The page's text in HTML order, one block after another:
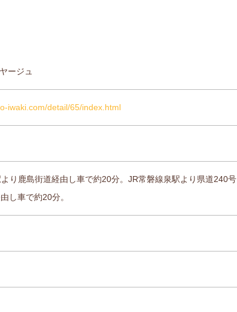
ージュ
iwaki.com/detail/65/index.html
り鹿島街道経由し車で約20分。JR常磐線泉駅より県道240号
し車で約20分。